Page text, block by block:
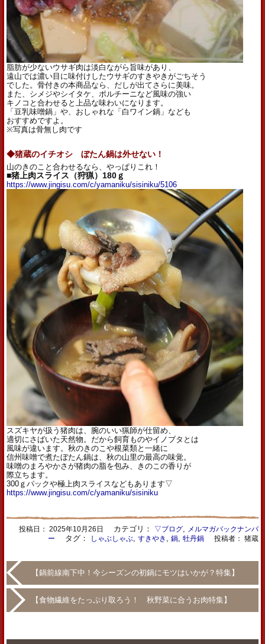
脂肪が少ないウサギ肉は淡白ながら旨味があり、
遠山では濃い目に味付けしたウサギのすきやきがごちそう
でした。骨付きの本商品なら、だしが出てさらに美味。
また、シメジやシイタケ、ポルチーニなど風味の強い
キノコと合わせると上品な味わいになります。
「豆乳味噌鍋」や、おしゃれな「白ワイン鍋」なども
おすすめですよ。
※写真は骨無し肉です
◆猪蔵のイチオシ ぼたん鍋は外せない！
山のきのこと合わせるなら、やっぱりこれ！
■猪上肉スライス（狩猟）180ｇ
https://www.jingisu.com/c/yamaniku/sisiniku/5106
スズキヤが扱う猪肉は、腕のいい猟師が仕留め、
適切にさばいた天然物。だから飼育ものやイノブタとは
風味が違います。秋のきのこや根菜類と一緒に
信州味噌で煮たぼたん鍋は、秋の山里の最高の味覚。
味噌のまろやかさが猪肉の脂を包み、きのこの香りが
際立ちます。
300ｇパックや極上肉スライスなどもあります▽
https://www.jingisu.com/c/yamaniku/sisiniku
投稿日： 2025年10月26日 カテゴリ： ▽ブログ,
メルマガバックナンバ
ー タグ： しゃぶしゃぶ, すきやき 鍋, 牡丹鍋 投稿者： 猪蔵
【鍋前線南下中！今シーズンの初鍋にモツはいかが？特集】
【食物繊維をたっぷり取ろう！ 秋野菜に合うお肉特集】